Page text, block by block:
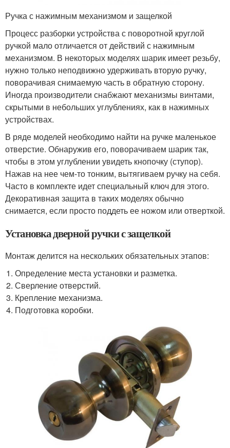
Ручка с нажимным механизмом и защелкой
Процесс разборки устройства с поворотной круглой
ручкой мало отличается от действий с нажимным
механизмом. В некоторых моделях шарик имеет резьбу,
нужно только неподвижно удерживать вторую ручку,
поворачивая снимаемую часть в обратную сторону.
Иногда производители снабжают механизмы винтами,
скрытыми в небольших углублениях, как в нажимных
устройствах.
В ряде моделей необходимо найти на ручке маленькое
отверстие. Обнаружив его, поворачиваем шарик так,
чтобы в этом углублении увидеть кнопочку (ступор).
Нажав на нее чем-то тонким, вытягиваем ручку на себя.
Часто в комплекте идет специальный ключ для этого.
Декоративная защита в таких моделях обычно
снимается, если просто поддеть ее ножом или отверткой.
Установка дверной ручки с защелкой
Монтаж делится на нескольких обязательных этапов:
Определение места установки и разметка.
Сверление отверстий.
Крепление механизма.
Подготовка коробки.